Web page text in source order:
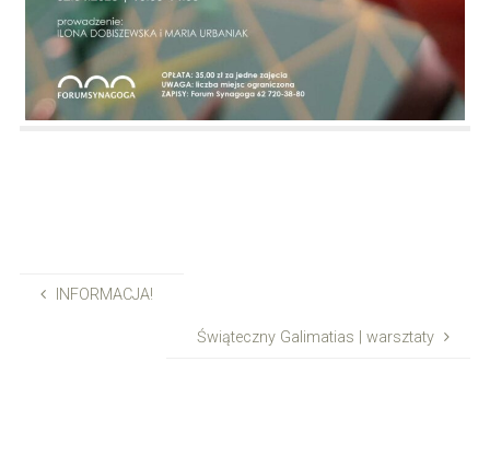
INFORMACJA!
Świąteczny Galimatias | warsztaty